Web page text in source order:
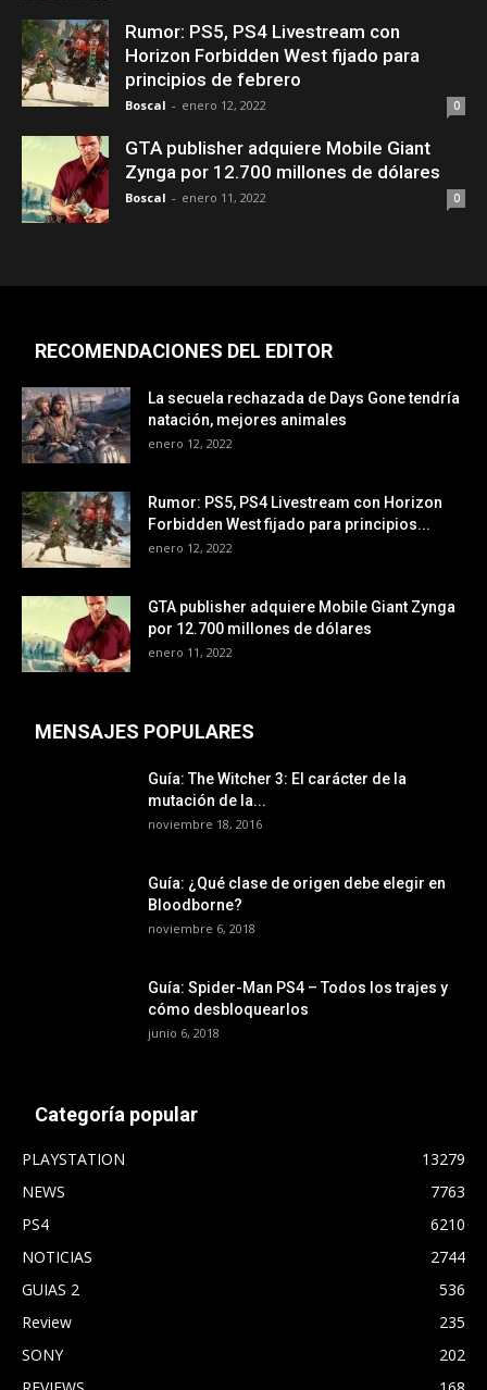
Rumor: PS5, PS4 Livestream con
Horizon Forbidden West fijado para
principios de febrero
Boscal - enero 12, 2022 0
GTA publisher adquiere Mobile Giant
Zynga por 12.700 millones de dólares
Boscal - enero 11, 2022 0
RECOMENDACIONES DEL EDITOR
La secuela rechazada de Days Gone tendría
natación, mejores animales
enero 12, 2022
Rumor: PS5, PS4 Livestream con Horizon
Forbidden West fijado para principios...
enero 12, 2022
GTA publisher adquiere Mobile Giant Zynga
por 12.700 millones de dólares
enero 11, 2022
MENSAJES POPULARES
Guía: The Witcher 3: El carácter de la
mutación de la...
noviembre 18, 2016
Guía: ¿Qué clase de origen debe elegir en
Bloodborne?
noviembre 6, 2018
Guía: Spider-Man PS4 – Todos los trajes y
cómo desbloquearlos
junio 6, 2018
Categoría popular
PLAYSTATION
13279
NEWS
7763
PS4
6210
NOTICIAS
2744
GUIAS 2
536
Review
235
SONY
202